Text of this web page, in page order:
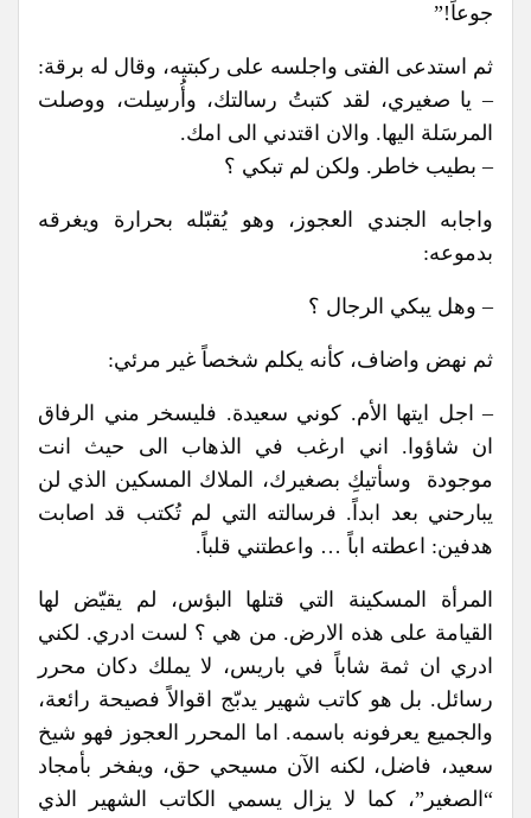
جوعاً!”
ثم استدعى الفتى واجلسه على ركبتيه، وقال له برقة:
– يا صغيري، لقد كتبتُ رسالتك، وأُرسِلت، ووصلت
المرسَلة اليها. والان اقتدني الى امك.
– بطيب خاطر. ولكن لم تبكي ؟
واجابه الجندي العجوز، وهو يُقبّله بحرارة ويغرقه
بدموعه:
– وهل يبكي الرجال ؟
ثم نهض واضاف، كأنه يكلم شخصاً غير مرئي:
– اجل ايتها الأم. كوني سعيدة. فليسخر مني الرفاق
ان شاؤوا. اني ارغب في الذهاب الى حيث انت
موجودة وسأتيكِ بصغيرك، الملاك المسكين الذي لن
يبارحني بعد ابداً. فرسالته التي لم تُكتب قد اصابت
هدفين: اعطته اباً … واعطتني قلباً.
المرأة المسكينة التي قتلها البؤس، لم يقيّض لها
القيامة على هذه الارض. من هي ؟ لست ادري. لكني
ادري ان ثمة شاباً في باريس، لا يملك دكان محرر
رسائل. بل هو كاتب شهير يدبّج اقوالاً فصيحة رائعة،
والجميع يعرفونه باسمه. اما المحرر العجوز فهو شيخ
سعيد، فاضل، لكنه الآن مسيحي حق، ويفخر بأمجاد
“الصغير”، كما لا يزال يسمي الكاتب الشهير الذي